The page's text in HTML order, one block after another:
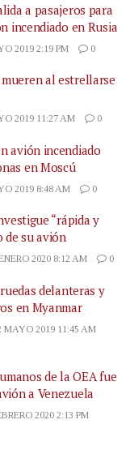
a pasajeros para
incendiado en Rusia
2019 2:19 PM 0
al estrellarse
2019 11:27 AM 0
avión incendiado
en Moscú
2019 8:48 AM 0
“rápida y
de su avión
2020 8:12 AM 0
delanteras y
en Myanmar
2019 11:45 AM
de la OEA fue
a Venezuela
2020 2:13 PM